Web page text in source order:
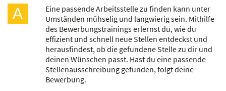
A
Eine passende Arbeitsstelle zu finden kann unter
Umständen mühselig und langwierig sein. Mithilfe
des Bewerbungstrainings erlernst du, wie du
effizient und schnell neue Stellen entdeckst und
herausfindest, ob die gefundene Stelle zu dir und
deinen Wünschen passt. Hast du eine passende
Stellenausschreibung gefunden, folgt deine
Bewerbung.